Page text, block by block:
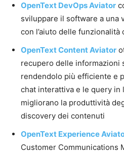
OpenText DevOps Aviator
sviluppare il software a una
con l’aiuto delle funzionalità
OpenText Content Aviator
recupero delle informazioni
rendendolo più efficiente e
chat interattiva e le query in
migliorano la produttività
discovery dei contenuti
OpenText Experience
Customer Communications